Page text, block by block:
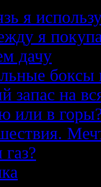
я
я
дачу
боксы
запас на
или в